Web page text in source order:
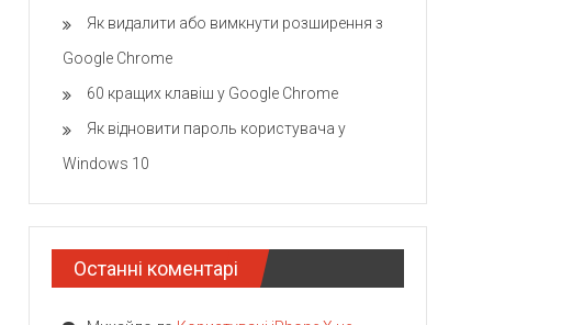
Як видалити або вимкнути розширення з
Google Chrome
60 кращих клавіш у Google Chrome
Як відновити пароль користувача у
Windows 10
Останні коментарі